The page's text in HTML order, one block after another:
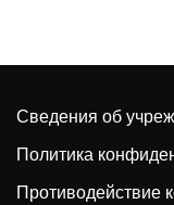
Сведения об
Политика
Противодействие